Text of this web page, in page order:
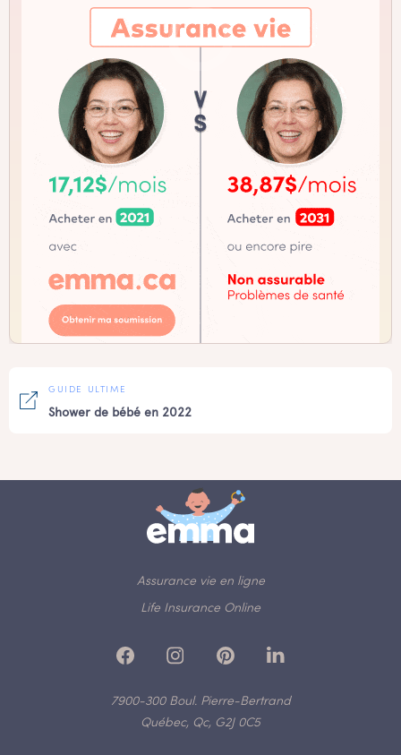
GUIDE ULTIME
Shower de bébé en 2022
Assurance vie en ligne
Life Insurance Online
7900-300 Boul. Pierre-Bertrand
Québec, Qc, G2J 0C5